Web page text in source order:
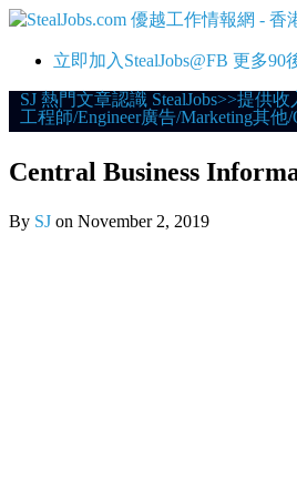
立即加入StealJobs@FB 更多90
Skip
to
SJ 熱門文章認識 StealJobs>>提供收
工程師/Engineer廣告/Marketing其他/
Central Business
By SJ on November 2, 2019